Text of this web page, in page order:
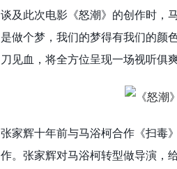
谈及此次电影《怒潮》的创作时，
是做个梦，我们的梦得有我们的颜
刀见血，将全方位呈现一场视听俱
张家辉十年前与马浴柯合作《扫毒
作。张家辉对马浴柯转型做导演，